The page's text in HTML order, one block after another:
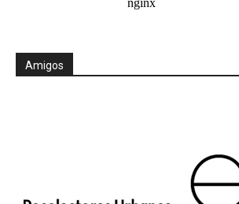
Amigos